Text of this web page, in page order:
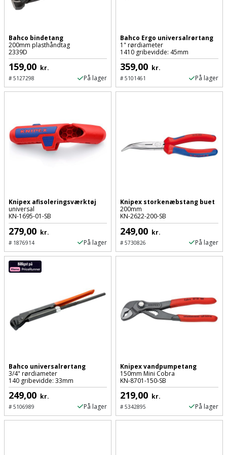
Garageport
Gelænder
Gips
Hardieplank
brædder
Isolering
Komposit
terrassebrædder
Lecablokke
og
Lofter
Lofttrapper
Murpap
og
murfolie
skumpistol
Gevindskærer
Gipsværktøj
Glasskærer
hammer
Hammer
Høvl
Kloakrenser
Kniv
Koben
Kridtsnor
Lærlingesæt
Bindemaskine
Bits
Bor
Bore-
Boremaskinetilbehør
Detektor
Diamantskæremaskine
Diamantslibertilbehør
Dykkerpistol
Excentersliber
Excenterslibertilbehør
Fedtsprøjte
Motorsav
og
kædesav
Motorsav
kædesav
tilbehør
Pælebor
Plæneklipper
tilbehør
Robotplæneklipper
Robotplæneklipper
Vandpumpe
Vertikalskærer
Vinduesvasker
Brændeovn
Brandslukker
Brugskunst
Damprengøring
Dørmåtte
Drivhus
Drivhustilbehør
Elartikler
og
have
Garderobe
opbevaring
Gavekort
og
Spartelmasse
til
væg
Tape
Rør
fittings
Stålvask
Ventilation
og
Guides
Gaveideer
Bahco bindetang
200mm plasthåndtag
2339D
159,00 kr.
#5127298 På lager
Bahco Ergo universalrørtang
1" rørdiameter
1410 gribevidde: 45mm
359,00 kr.
#5101461 På lager
Knipex afisoleringsværktøj
universal
KN-1695-01-SB
279,00 kr.
#1876914 På lager
Knipex storkenæbstang buet
200mm
KN-2622-200-SB
249,00 kr.
#5730826 På lager
Bahco universalrørtang
3/4" rørdiameter
140 gribevidde: 33mm
249,00 kr.
#5106989 På lager
Knipex vandpumpetang
150mm Mini Cobra
KN-8701-150-SB
219,00 kr.
#5342895 På lager